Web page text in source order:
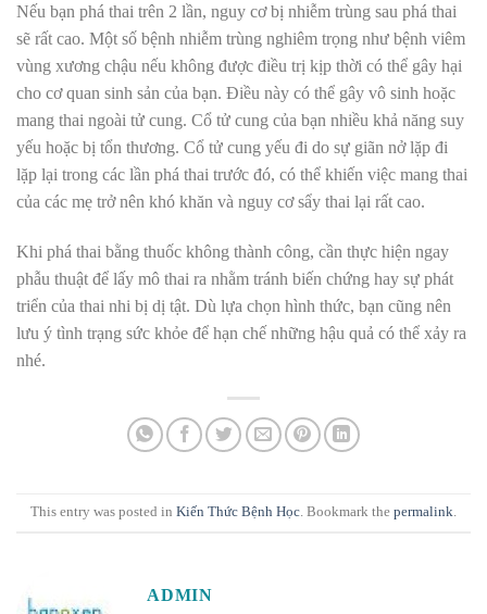
Nếu bạn phá thai trên 2 lần, nguy cơ bị nhiễm trùng sau phá thai
sẽ rất cao. Một số bệnh nhiễm trùng nghiêm trọng như bệnh viêm
vùng xương chậu nếu không được điều trị kịp thời có thể gây hại
cho cơ quan sinh sản của bạn. Điều này có thể gây vô sinh hoặc
mang thai ngoài tử cung. Cổ tử cung của bạn nhiều khả năng suy
yếu hoặc bị tổn thương. Cổ tử cung yếu đi do sự giãn nở lặp đi
lặp lại trong các lần phá thai trước đó, có thể khiến việc mang thai
của các mẹ trở nên khó khăn và nguy cơ sẩy thai lại rất cao.
Khi phá thai bằng thuốc không thành công, cần thực hiện ngay
phẫu thuật để lấy mô thai ra nhằm tránh biến chứng hay sự phát
triển của thai nhi bị dị tật. Dù lựa chọn hình thức, bạn cũng nên
lưu ý tình trạng sức khỏe để hạn chế những hậu quả có thể xảy ra
nhé.
This entry was posted in Kiến Thức Bệnh Học. Bookmark the permalink.
ADMIN